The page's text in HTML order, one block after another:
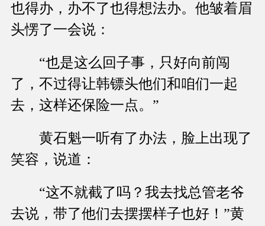
也得办，办不了也得想法办。他皱着眉
头愣了一会说：
“也是这么回子事，只好向前闯
了，不过得让韩镖头他们和咱们一起
去，这样还保险一点。”
黄石魁一听有了办法，脸上出现了
笑容，说道：
“这不就截了吗？我去找总管老爷
去说，带了他们去摆摆样子也好！”黄